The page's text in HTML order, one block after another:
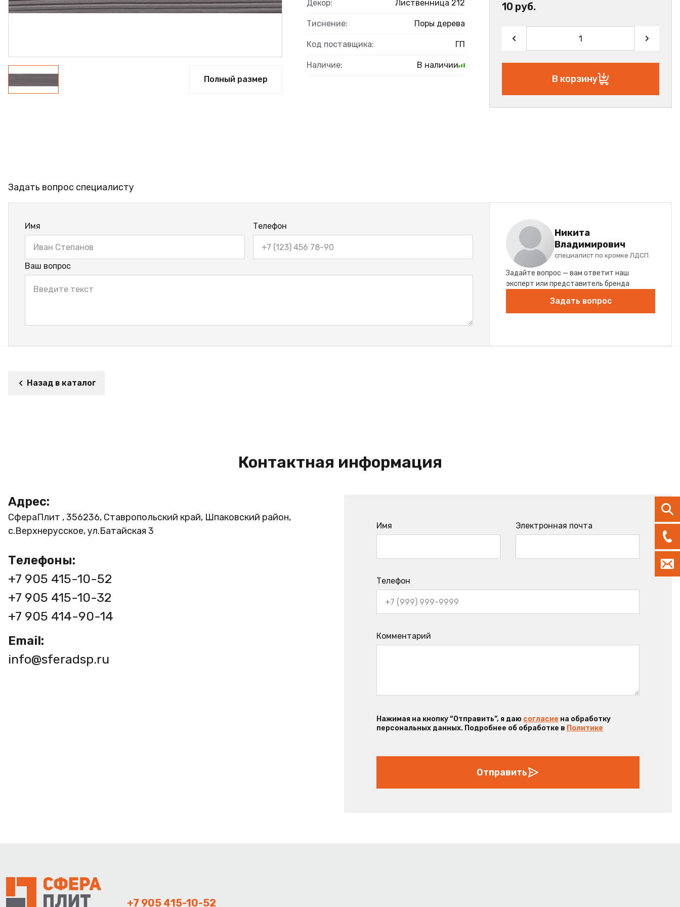
ФАНЕРА
Полный размер
Декор: Лиственница 212
Тиснение: Поры дерева
Код поставщика: ГП
Наличие: В наличии
10 руб.
В корзину
Задать вопрос специалисту
Имя Телефон
Ваш вопрос
Никита
Владимирович
специалист по кромке ЛДСП
Задайте вопрос — вам ответит наш
эксперт или представитель бренда
Задать вопрос
Назад в каталог
Контактная информация
Адрес:
СфераПлит , 356236, Ставропольский край, Шпаковский район,
с.Верхнерусское, ул.Батайская 3
Телефоны:
+7 905 415-10-52
+7 905 415-10-32
+7 905 414-90-14
Email:
info@sferadsp.ru
Имя Электронная почта
Телефон
Комментарий
Нажимая на кнопку “Отправить”, я даю согласие на обработку
персональных данных. Подробнее об обработке в Политике
Отправить
+7 905 415-10-52